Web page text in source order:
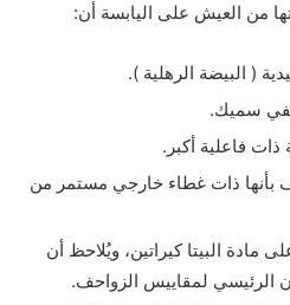
من العيش على اليابسة أن:
( البيضة الرهلية ).
سميك.
ذات فاعلية أكبر.
بأنها ذات غطاء خارجي مستمر من
مادة البيتا كيراتين، ويُلاحظ أن
الرئيسي لمقاييس الزواحف.